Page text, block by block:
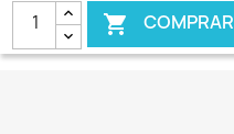
 COMPRAR